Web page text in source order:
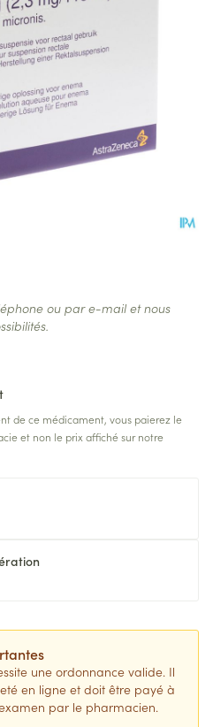
de ce médicament, vous paierez le
et non le prix affiché sur notre
une ordonnance valide. Il
en ligne et doit être payé à
par le pharmacien.
ou par e-mail et nous